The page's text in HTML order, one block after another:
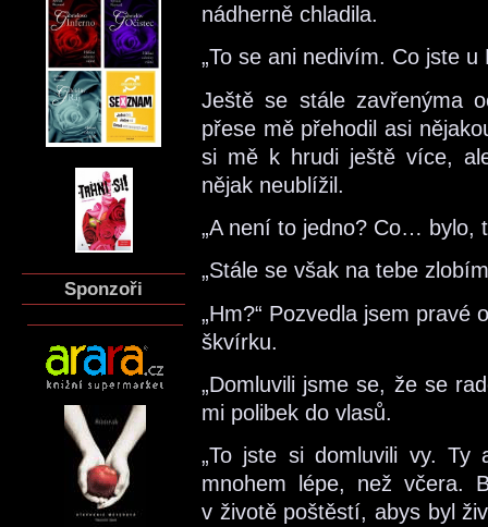
Sponzoři
nádherně chladila.
„To se ani nedivím. Co jste u
Ještě se stále zavřenýma
přese mě přehodil asi
si mě k hrudi ještě více,
nějak neublížil.
„A není to jedno? Co… bylo,
„Stále se však na tebe
„Hm?“ Pozvedla jsem pravé
škvírku.
„Domluvili jsme se, že se
mi polibek do vlasů.
„To jste si domluvili vy.
mnohem lépe, než včera.
v životě poštěstí, abys byl